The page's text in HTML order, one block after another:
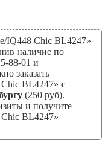
IQ448 Chic BL4247»
наличие по
88-01 и
заказать
BL4247» с
(250 руб).
и получите
BL4247»